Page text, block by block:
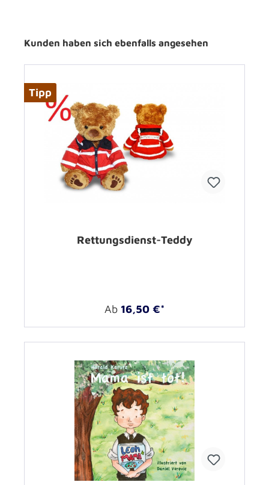
Kunden haben sich ebenfalls angesehen
Tipp
Rettungsdienst-Teddy
Ab 16,50 €*